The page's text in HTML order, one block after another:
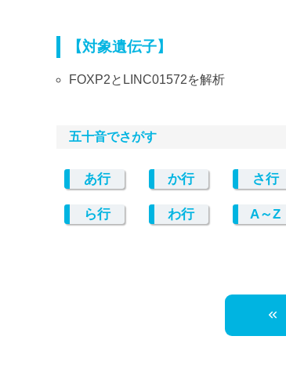
【対象遺伝子】
FOXP2とLINC01572を解析
五十音でさがす
あ行 か行 さ行
ら行 わ行 A～Z